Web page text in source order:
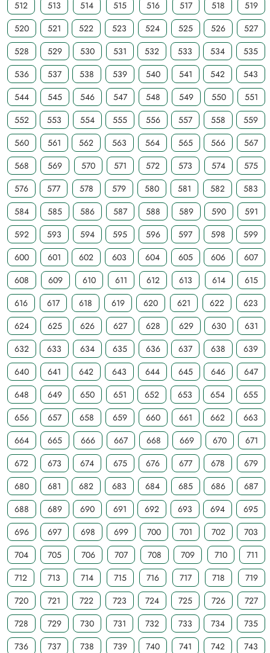
512 513 514 515 516 517 518
519
520
521 522 523 524 525 526
527
528
529 530 531 532 533 534
535
536
537 538 539 540 541 542
543
544
545 546 547 548 549 550
551
552
553 554 555 556 557 558
559
560
561 562 563 564 565 566
567
568
569 570 571 572 573 574
575
576
577 578 579 580 581 582
583
584
585 586 587 588 589 590
591
592
593 594 595 596 597 598
599
600
601 602 603 604 605 606
607
608
609 610 611 612 613 614
615
616
617 618 619 620 621 622
623
624
625 626 627 628 629 630
631
632
633 634 635 636 637 638
639
640
641 642 643 644 645 646
647
648
649 650 651 652 653 654
655
656
657 658 659 660 661 662
663
664
665 666 667 668 669 670
671
672
673 674 675 676 677 678
679
680
681 682 683 684 685 686
687
688
689 690 691 692 693 694
695
696
697 698 699 700 701 702
703
704
705 706 707 708 709 710
711
712
713 714 715 716 717 718
719
720
721 722 723 724 725 726
727
728
729 730 731 732 733 734
735
736
737 738 739 740 741 742
743